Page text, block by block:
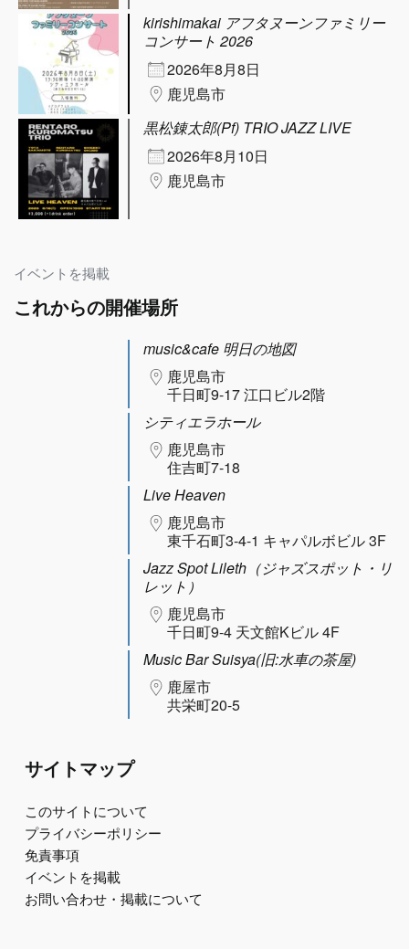
kirishimakai アフタヌーンファミリー
コンサート 2026
2026年8月8日
鹿児島市
黒松錬太郎(Pf) TRIO JAZZ LIVE
2026年8月10日
鹿児島市
イベントを掲載
これからの開催場所
music&cafe 明日の地図
鹿児島市
千日町9-17 江口ビル2階
シティエラホール
鹿児島市
住吉町7-18
Live Heaven
鹿児島市
東千石町3-4-1 キャパルボビル 3F
Jazz Spot Lileth（ジャズスポット・リ
レット）
鹿児島市
千日町9-4 天文館Kビル 4F
Music Bar Suisya(旧:水車の茶屋)
鹿屋市
共栄町20-5
サイトマップ
このサイトについて
プライバシーポリシー
免責事項
イベントを掲載
お問い合わせ・掲載について